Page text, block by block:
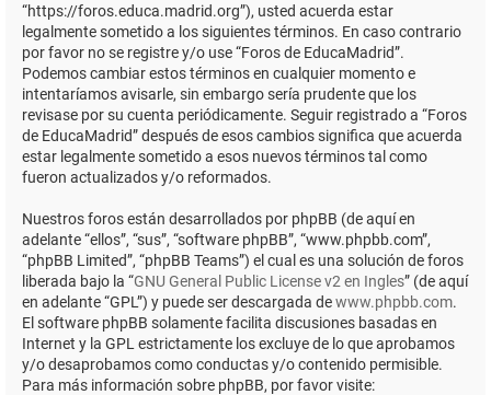
“https://foros.educa.madrid.org”), usted acuerda estar
legalmente sometido a los siguientes términos. En caso contrario
por favor no se registre y/o use “Foros de EducaMadrid”.
Podemos cambiar estos términos en cualquier momento e
intentaríamos avisarle, sin embargo sería prudente que los
revisase por su cuenta periódicamente. Seguir registrado a “Foros
de EducaMadrid” después de esos cambios significa que acuerda
estar legalmente sometido a esos nuevos términos tal como
fueron actualizados y/o reformados.
Nuestros foros están desarrollados por phpBB (de aquí en
adelante “ellos”, “sus”, “software phpBB”, “www.phpbb.com”,
“phpBB Limited”, “phpBB Teams”) el cual es una solución de foros
liberada bajo la “GNU General Public License v2 en Ingles” (de aquí
en adelante “GPL”) y puede ser descargada dewww.phpbb.com.
El software phpBB solamente facilita discusiones basadas en
Internet y la GPL estrictamente los excluye de lo que aprobamos
y/o desaprobamos como conductas y/o contenido permisible.
Para más información sobre phpBB, por favor visite: